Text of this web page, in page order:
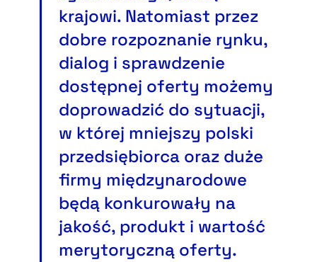
krajowi. Natomiast przez
dobre rozpoznanie rynku,
dialog i sprawdzenie
dostępnej oferty możemy
doprowadzić do sytuacji,
w której mniejszy polski
przedsiębiorca oraz duże
firmy międzynarodowe
będą konkurowały na
jakość, produkt i wartość
merytoryczną oferty.